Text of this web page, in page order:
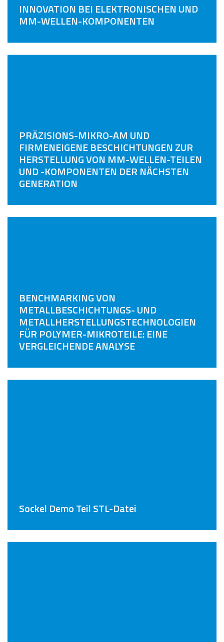
INNOVATION BEI ELEKTRONISCHEN UND
MM-WELLEN-KOMPONENTEN
PRÄZISIONS-MIKRO-AM UND
FIRMENEIGENE BESCHICHTUNGEN ZUR
HERSTELLUNG VON MM-WELLEN-TEILEN
UND -KOMPONENTEN DER NÄCHSTEN
GENERATION
BENCHMARKING VON
METALLBESCHICHTUNGS- UND
METALLHERSTELLUNGSTECHNOLOGIEN
FÜR POLYMER-MIKROTEILE: EINE
VERGLEICHENDE ANALYSE
Sockel Demo Teil STL-Datei